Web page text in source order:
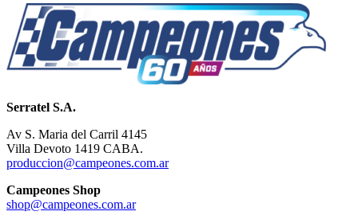
Serratel S.A.
Av S. Maria del Carril 4145
Villa Devoto 1419 CABA.
produccion@campeones.com.ar
Campeones Shop
shop@campeones.com.ar